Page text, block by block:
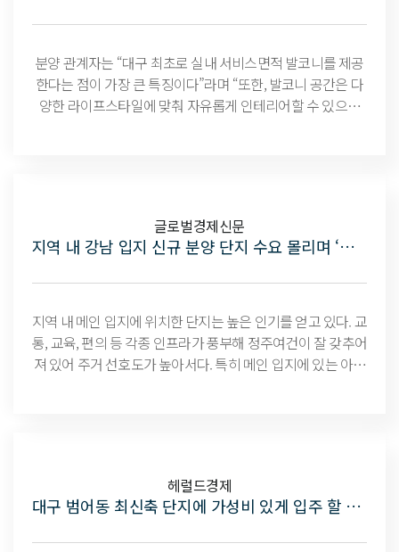
분양 관계자는 “대구 최초로 실내 서비스면적 발코니를 제공
한다는 점이 가장 큰 특징이다”라며 “또한, 발코니 공간은 다
양한 라이프스타일에 맞춰 자유롭게 인테리어할 수 있으며
글로벌경제신문
지역 내 강남 입지 신규 분양 단지 수요 몰리며 ‘인기’
지역 내 메인 입지에 위치한 단지는 높은 인기를 얻고 있다. 교
통, 교육, 편의 등 각종 인프라가 풍부해 정주여건이 잘 갖추어
져 있어 주거 선호도가 높아서다. 특히 메인 입지에 있는 아파
헤럴드경제
대구 범어동 최신축 단지에 가성비 있게 입주 할 수 있는 ‘범어자이르네’ 오피스텔 8일(수) 청약 진행